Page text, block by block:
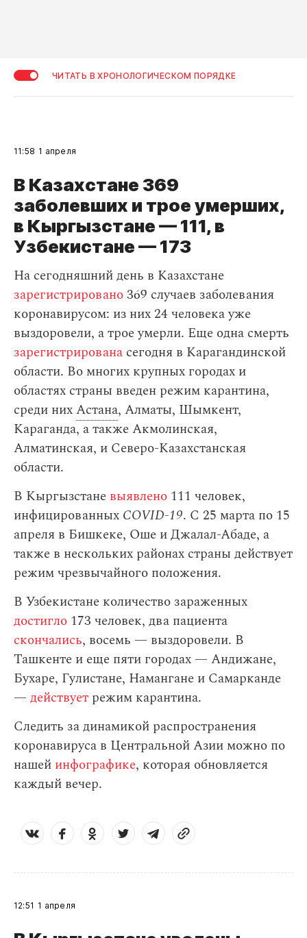
ЧИТАТЬ В ХРОНОЛОГИЧЕСКОМ ПОРЯДКЕ
11:58 1 апреля
В Казахстане 369
заболевших и трое умерших,
в Кыргызстане — 111, в
Узбекистане — 173
На сегодняшний день в Казахстане
зарегистрировано369 случаев заболевания
коронавирусом: из них 24 человека уже
выздоровели, а трое умерли. Еще одна смерть
зарегистрирована сегодня в Карагандинской
области. Во многих крупных городах и
областях страны введен режим карантина,
среди нихАстана, Алматы, Шымкент,
Караганда, а также Акмолинская,
Алматинская, и Северо-Казахстанская
области.
В Кыргызстане выявлено 111 человек,
инфицированных COVID-19. С 25 марта по 15
апреля в Бишкеке, Оше и Джалал-Абаде, а
также в нескольких районах страны действует
режим чрезвычайного положения.
В Узбекистане количество зараженных
достигло 173 человек, два пациента
скончались, восемь — выздоровели. В
Ташкенте и еще пяти городах — Андижане,
Бухаре, Гулистане, Намангане и Самарканде
— действует режим карантина.
Следить за динамикой распространения
коронавируса в Центральной Азии можно по
нашей инфографике, которая обновляется
каждый вечер.
12:51 1 апреля